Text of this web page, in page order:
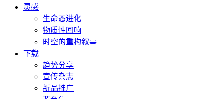
灵感
生命态进化
物质性回响
时空的重构叙事
下载
趋势分享
宣传杂志
新品推广